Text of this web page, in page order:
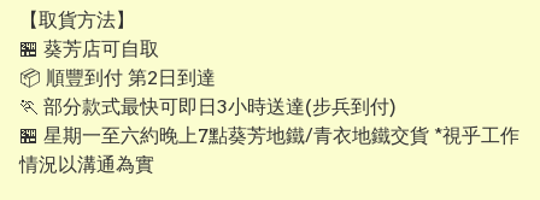
【取貨方法】
🏪 葵芳店可自取
📦 順豐到付 第2日到達
🏃 部分款式最快可即日3小時送達(步兵到付)
🏪 星期一至六約晚上7點葵芳地鐵/青衣地鐵交貨 *視乎工作
情況以溝通為實